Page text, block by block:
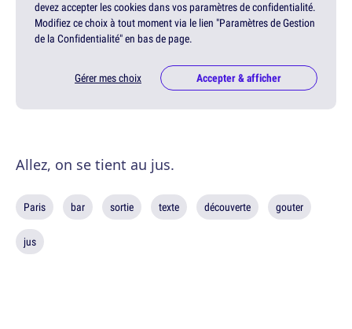
devez accepter les cookies dans vos paramètres de confidentialité.
Modifiez ce choix à tout moment via le lien "Paramètres de Gestion
de la Confidentialité" en bas de page.
Gérer mes choix Accepter & afficher
Allez, on se tient au jus.
Paris bar sortie texte découverte gouter
jus